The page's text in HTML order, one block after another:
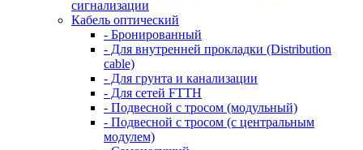
сигнализации
Кабель оптический
- Бронированный
- Для внутренней прокладки (Distribution
cable)
- Для грунта и канализации
- Для сетей FTTH
- Подвесной с тросом (модульный)
- Подвесной с тросом (с центральным
модулем)